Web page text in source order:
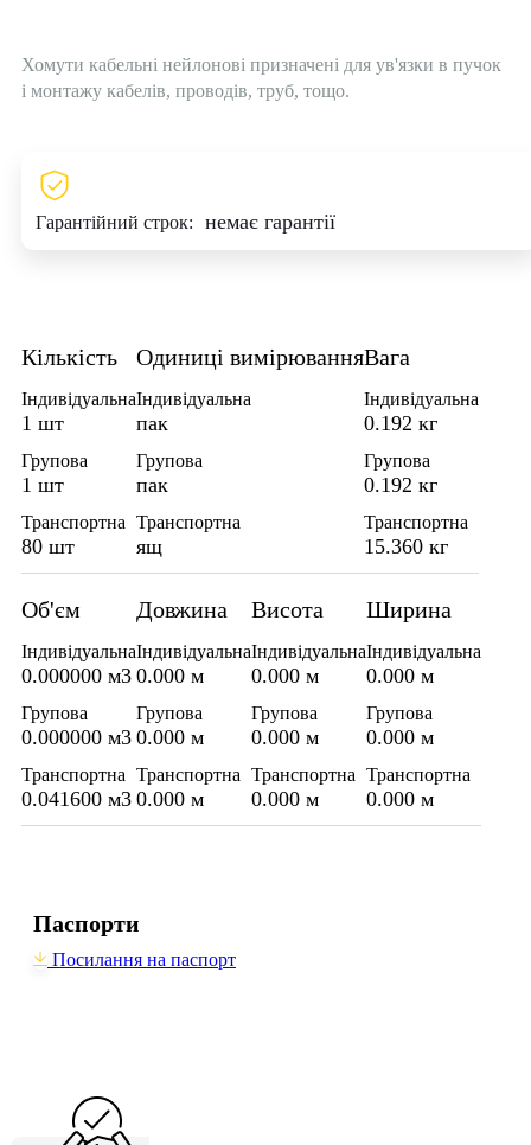
Хомути кабельні нейлонові призначені для ув'язки в пучок
і монтажу кабелів, проводів, труб, тощо.
Гарантійний строк: немає гарантії
Кількість
Індивідуальна
1 шт
Групова
1 шт
Транспортна
80 шт
Одиниці вимірювання
Індивідуальна
пак
Групова
пак
Транспортна
ящ
Вага
Індивідуальна
0.192 кг
Групова
0.192 кг
Транспортна
15.360 кг
Об'єм
Індивідуальна
0.000000 м3
Групова
0.000000 м3
Транспортна
0.041600 м3
Довжина
Індивідуальна
0.000 м
Групова
0.000 м
Транспортна
0.000 м
Висота
Індивідуальна
0.000 м
Групова
0.000 м
Транспортна
0.000 м
Ширина
Індивідуальна
0.000 м
Групова
0.000 м
Транспортна
0.000 м
Паспорти
Посилання на паспорт